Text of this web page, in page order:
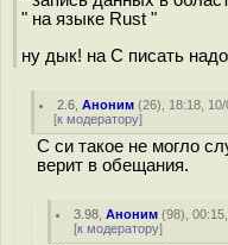
" на языке Rust "
ну дык! на C писать
2.6 ,Аноним (26), 18:18,
[к модератору]
С си такое не могло
верит в обещания.
3.98 ,Аноним (98),
[к модератору]